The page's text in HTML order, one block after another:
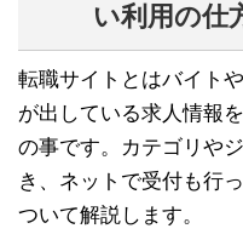
い利用の仕
転職サイトとはバイト
が出している求人情報
の事です。カテゴリや
き、ネットで受付も行
ついて解説します。